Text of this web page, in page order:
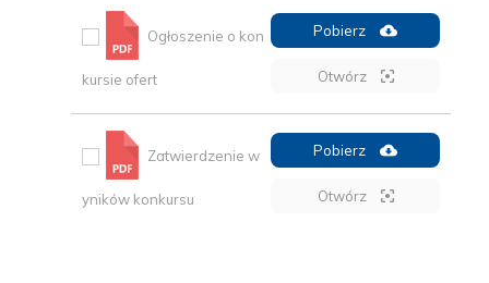
Ogłoszenie o kon
kursie ofert
Pobierz
Otwórz
Zatwierdzenie w
yników konkursu
Pobierz
Otwórz